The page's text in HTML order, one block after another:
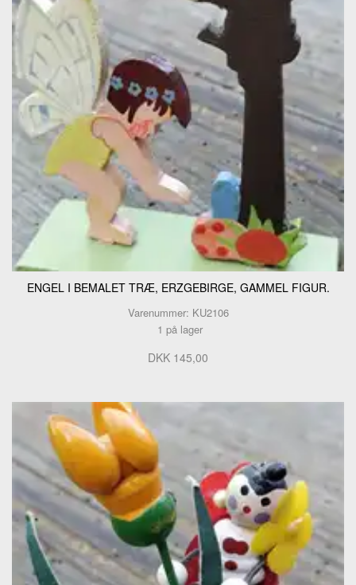
ENGEL I BEMALET TRÆ, ERZGEBIRGE, GAMMEL FIGUR.
Varenummer: KU2106
1 på lager
DKK 145,00